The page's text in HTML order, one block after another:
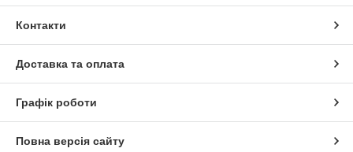
Контакти
Доставка та оплата
Графік роботи
Повна версія сайту